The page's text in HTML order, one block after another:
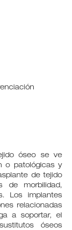
óseo se ve
o patológicas y
de tejido
de morbilidad,
Los implantes
relacionadas
a soportar, el
óseos